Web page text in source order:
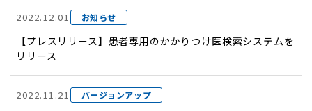
2022.12.01 お知らせ
【プレスリリース】患者専用のかかりつけ医検索システムを
リリース
2022.11.21 バージョンアップ